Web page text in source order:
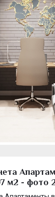
м2 - фото